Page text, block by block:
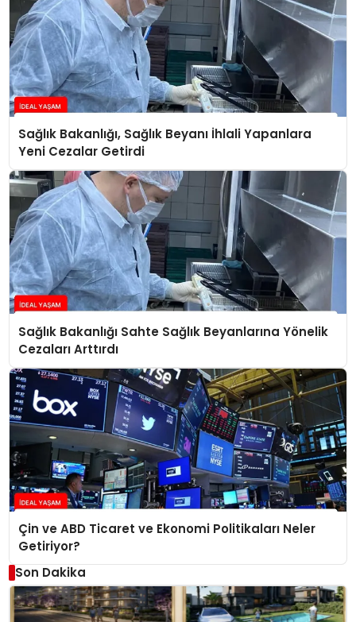
Sağlık Bakanlığı, Sağlık Beyanı İhlali Yapanlara
Yeni Cezalar Getirdi
Sağlık Bakanlığı Sahte Sağlık Beyanlarına Yönelik
Cezaları Arttırdı
Çin ve ABD Ticaret ve Ekonomi Politikaları Neler
Getiriyor?
Son Dakika